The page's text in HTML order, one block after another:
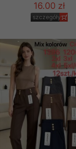
16.00 zł
szczegóły